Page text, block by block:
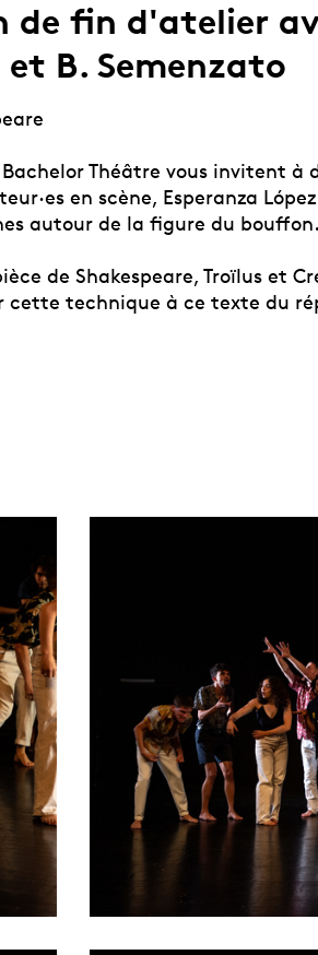
de fin d'atelier
et B. Semenzato
Théâtre vous invitent à
en scène, Esperanza
autour de la figure du
de Shakespeare, Troïlus et
cette technique à ce texte du